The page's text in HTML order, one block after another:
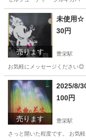
新潟 新潟市 豊栄駅
売ります
未使用☆
30円
豊栄駅
お気軽にメッセージください😊
新潟 新潟市
売ります
100円
豊栄駅
さっと開いた程度です。 お気